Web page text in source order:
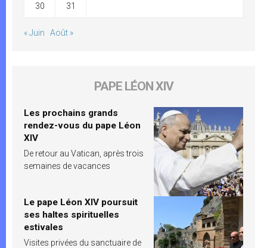
30 31
« Juin Août »
PAPE LÉON XIV
Les prochains grands
rendez-vous du pape Léon
XIV
De retour au Vatican, après trois
semaines de vacances
Le pape Léon XIV poursuit
ses haltes spirituelles
estivales
Visites privées du sanctuaire de